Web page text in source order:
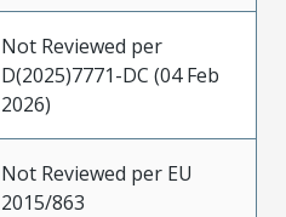
Not Reviewed per
D(2025)7771-DC (04 Feb
2026)
Not Reviewed per EU
2015/863